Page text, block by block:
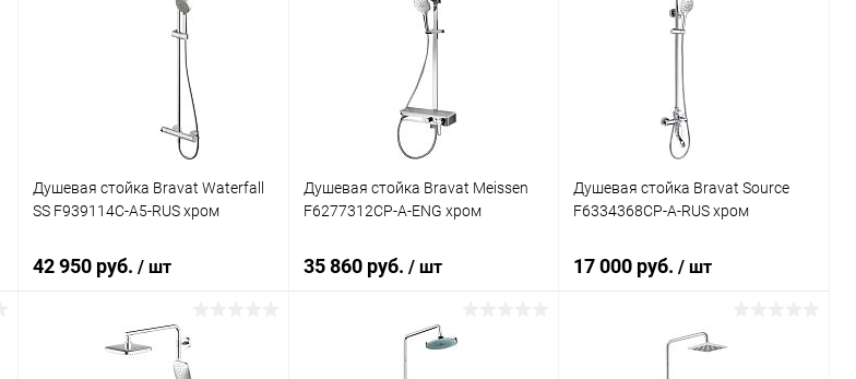
Купить в 1 клик Купить в 1 клик
Душевая стойка Bravat Waterfall
SS F939114C-A5-RUS хром
42 950 руб. / шт
В корзину
Душевая стойка Bravat Meissen
F6277312CP-A-ENG хром
35 860 руб. / шт
В корзину
Душевая стойка Bravat Source
F6334368CP-A-RUS хром
17 000 руб./ шт
В корзину